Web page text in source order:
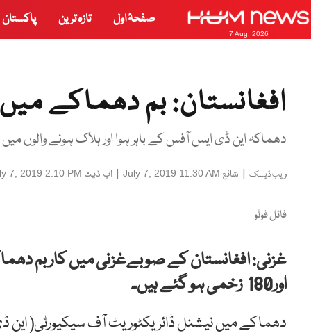
7 Aug, 2026
صفحۂ اول تازہ ترین پاکستان
افغانستان: بم دھماکے میں 12 افراد ہلاک 180زخمی
دھماکہ این ڈی ایس آفس کے باہر ہوا اور ہلاک ہونے والوں
ویب ڈیسک | شائع July 7, 2019 11:30 AM
| اپ ڈیٹ 7, 2019 2:10 PM
فائل فوٹو
اور180 زخمی ہو گئے ہیں۔
دھماکے میں نیشنل ڈائریکٹوریٹ آف سیکیورٹی( این